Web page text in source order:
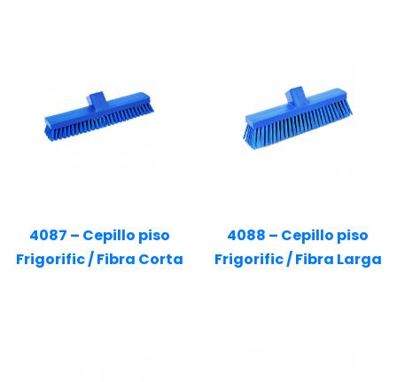
4087 – Cepillo piso
Frigorific / Fibra Corta
4088 – Cepillo piso
Frigorific / Fibra Larga